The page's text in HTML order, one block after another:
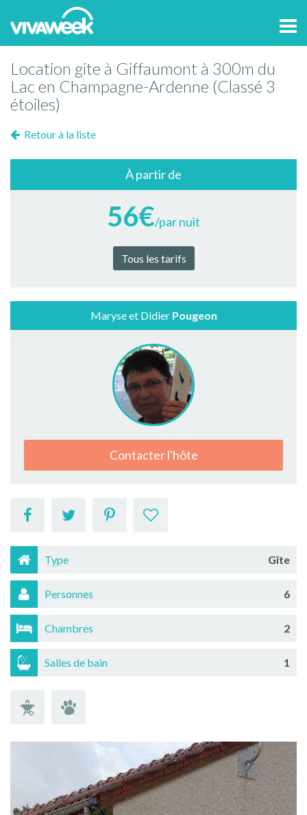
Location gite à Giffaumont à 300m du
Lac en Champagne-Ardenne (Classé 3
étoiles)
Retour à la liste
À partir de
56€/par nuit
Tous les tarifs
Maryse et Didier Pougeon
Contacter l'hôte
Type Gîte
Personnes 6
Chambres 2
Salles de bain 1